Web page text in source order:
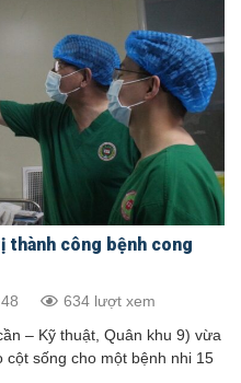
thành công bệnh cong
634 lượt xem
– Kỹ thuật, Quân khu 9) vừa
cột sống cho một bệnh nhi 15